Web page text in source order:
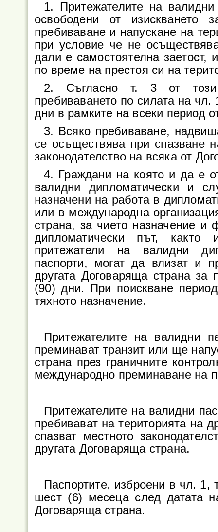
1. Притежателите на
освободени от изискването
пребиваване и напускане на
при условие че не
дали е самостоятелна заетост,
по време на престоя си на
2. Съгласно т. 3 от този
пребиваването по силата на
дни в рамките на всеки период
3. Всяко пребиваване,
се осъществява при спазване
законодателство на всяка от
4. Граждани на която и да е
валидни дипломатически и
назначени на работа в
или в международна
страна, за чието назначение
дипломатически път, както
притежатели на валидни
паспорти, могат да влизат и
другата Договаряща страна за
(90) дни. При поискване
тяхното назначение.
Притежателите на валидни
преминават транзит или ще
страна през граничните
международно преминаване на
Притежателите на валидни
пребивават на територията на
спазват местното
другата Договаряща страна.
Паспортите, изброени в чл.
шест (6) месеца след датата
Договаряща страна.